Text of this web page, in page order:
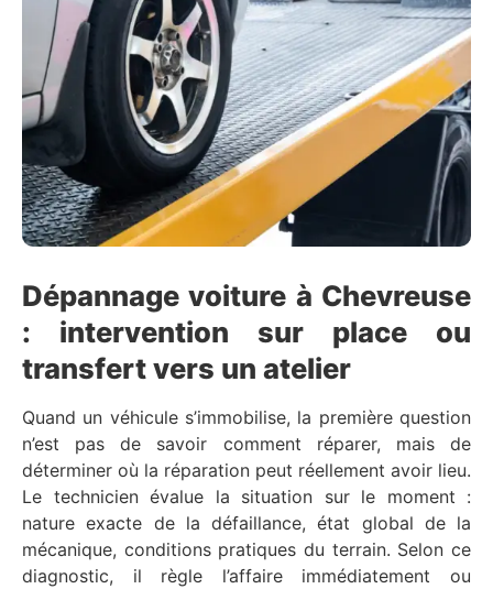
Dépannage voiture à Chevreuse
: intervention sur place ou
transfert vers un atelier
Quand un véhicule s’immobilise, la première question
n’est pas de savoir comment réparer, mais de
déterminer où la réparation peut réellement avoir lieu.
Le technicien évalue la situation sur le moment :
nature exacte de la défaillance, état global de la
mécanique, conditions pratiques du terrain. Selon ce
diagnostic, il règle l’affaire immédiatement ou